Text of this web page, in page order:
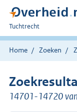
U
bent
hier:
Tuchtrecht
Home Zoeken
14701-14720